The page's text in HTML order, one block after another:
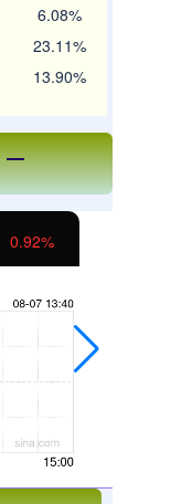
6.08%
23.11%
13.90%
0.92%